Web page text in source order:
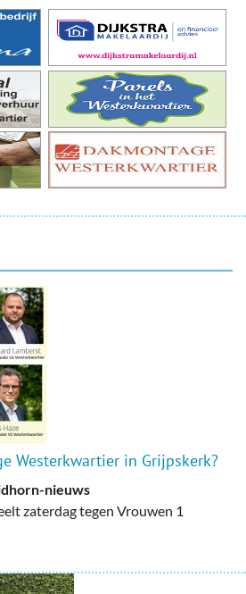
Westerkwartier in Grijpskerk?
nieuws
zaterdag tegen Vrouwen 1